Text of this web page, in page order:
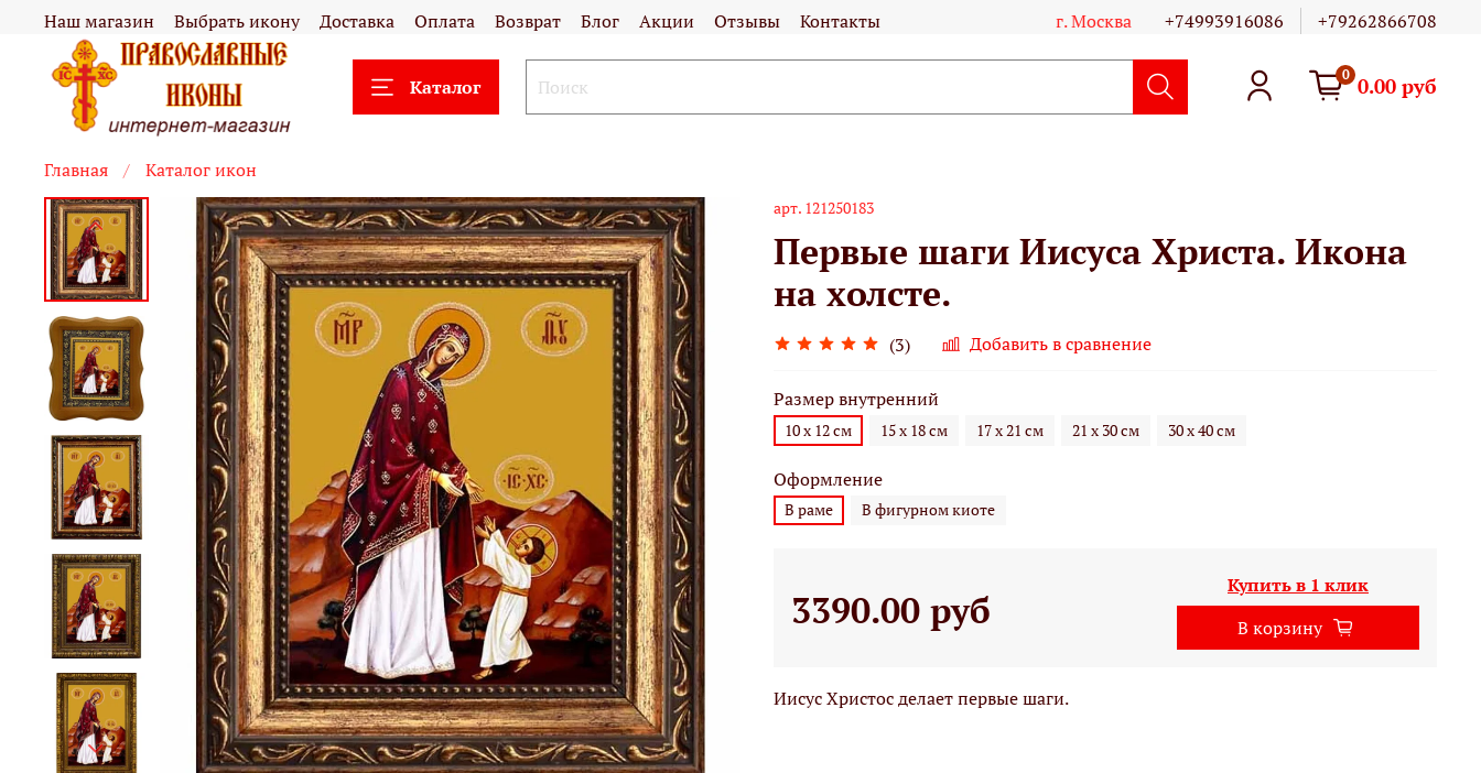
Наш магазин Выбрать икону Доставка Оплата Возврат Блог Акции Отзывы Контакты г. Москва +74993916086 +79262866708
Каталог
0 0.00 руб
Главная Каталог икон
арт. 121250183
Первые шаги Иисуса Христа. Икона
на холсте.
(3) Добавить в сравнение
Размер внутренний
10 х 12 см 15 х 18 см 17 х 21 см 21 х 30 см 30 х 40 см
Оформление
В раме В фигурном киоте
3390.00 руб
Купить в 1 клик
В корзину
Иисус Христос делает первые шаги.